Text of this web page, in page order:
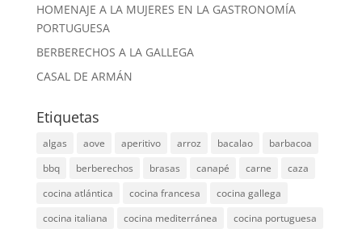
HOMENAJE A LA MUJERES EN LA GASTRONOMÍA
PORTUGUESA
BERBERECHOS A LA GALLEGA
CASAL DE ARMÁN
Etiquetas
algas aove aperitivo arroz bacalao
barbacoa
bbq
berberechos brasas canapé carne
caza
cocina atlántica
cocina francesa
cocina gallega
cocina italiana
cocina mediterránea
cocina portuguesa